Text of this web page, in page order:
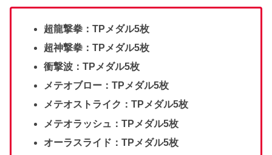
超龍撃拳：TPメダル5枚
超神撃拳：TPメダル5枚
衝撃波：TPメダル5枚
メテオブロー：TPメダル5枚
メテオストライク：TPメダル5枚
メテオラッシュ：TPメダル5枚
オーラスライド：TPメダル5枚